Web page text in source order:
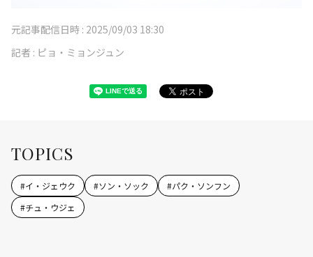
元記事配信日時 : 2025/09/03 18:30
記者 : ピョ・ミョンジュン
TOPICS
#イ・ジェウク #ソン・ソック #パク・ソンフン
#チュ・ウジェ